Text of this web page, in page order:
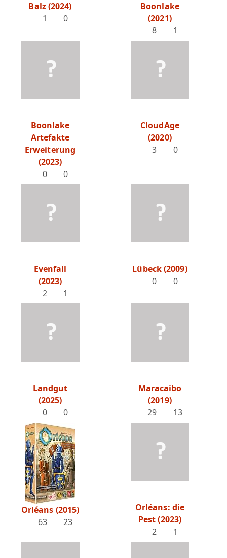
Balz (2024)
1
0
Boonlake
(2021)
8
1
Boonlake
Artefakte
Erweiterung
(2023)
0
0
CloudAge
(2020)
3
0
Evenfall
(2023)
2
1
Lübeck (2009)
0
0
Landgut
(2025)
0
0
Maracaibo
(2019)
29
13
Orléans (2015)
63
23
Orléans: die
Pest (2023)
2
1